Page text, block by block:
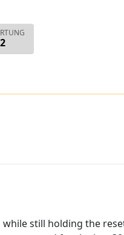
2
still holding the